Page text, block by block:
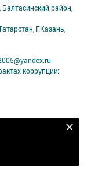
район,
Г.Казань,
коррупции:
сервисов и
браузера.